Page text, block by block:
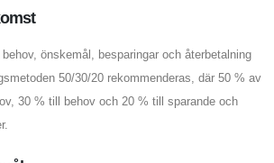
önskemål, besparingar och återbetalning
50/30/20 rekommenderas, där 50 % av
30 % till behov och 20 % till sparande och